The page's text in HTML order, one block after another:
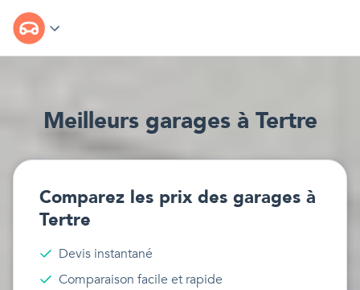
Meilleurs garagesà Tertre
Comparez les prix des garages à
Tertre
Devis instantané
Comparaison facile et rapide